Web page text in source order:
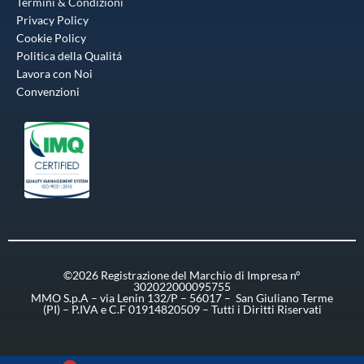
Privacy Policy
Cookie Policy
Politica della Qualitá
Lavora con Noi
Convenzioni
©2026 Registrazione del Marchio di Impresa n°
302022000095755
MMO S.p.A – via Lenin 132/P – 56017 – San Giuliano Terme
(PI) – P.IVA e C.F 01914820509 – Tutti i Diritti Riservati